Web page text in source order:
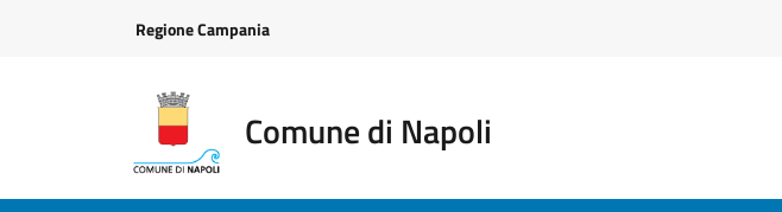
Regione Campania
Comune di Napoli